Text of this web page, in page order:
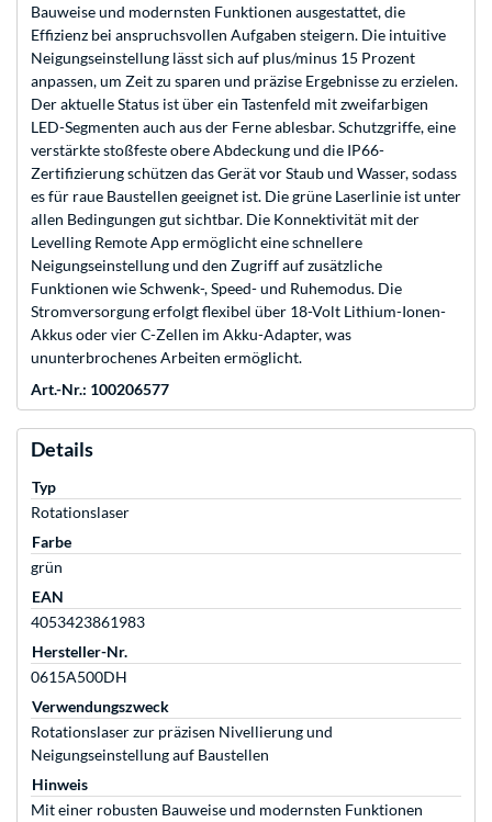
Bauweise und modernsten Funktionen ausgestattet, die
Effizienz bei anspruchsvollen Aufgaben steigern. Die intuitive
Neigungseinstellung lässt sich auf plus/minus 15 Prozent
anpassen, um Zeit zu sparen und präzise Ergebnisse zu erzielen.
Der aktuelle Status ist über ein Tastenfeld mit zweifarbigen
LED-Segmenten auch aus der Ferne ablesbar. Schutzgriffe, eine
verstärkte stoßfeste obere Abdeckung und die IP66-
Zertifizierung schützen das Gerät vor Staub und Wasser, sodass
es für raue Baustellen geeignet ist. Die grüne Laserlinie ist unter
allen Bedingungen gut sichtbar. Die Konnektivität mit der
Levelling Remote App ermöglicht eine schnellere
Neigungseinstellung und den Zugriff auf zusätzliche
Funktionen wie Schwenk-, Speed- und Ruhemodus. Die
Stromversorgung erfolgt flexibel über 18-Volt Lithium-Ionen-
Akkus oder vier C-Zellen im Akku-Adapter, was
ununterbrochenes Arbeiten ermöglicht.
Art.-Nr.: 100206577
Details
Typ
Rotationslaser
Farbe
grün
EAN
4053423861983
Hersteller-Nr.
0615A500DH
Verwendungszweck
Rotationslaser zur präzisen Nivellierung und
Neigungseinstellung auf Baustellen
Hinweis
Mit einer robusten Bauweise und modernsten Funktionen